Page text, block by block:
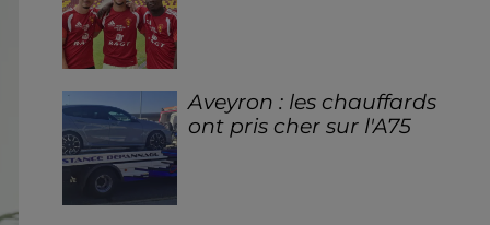
Aveyron : les chauffards
ont pris cher sur l'A75